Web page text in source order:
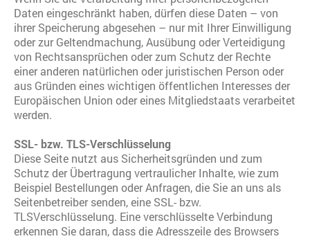
Daten eingeschränkt haben, dürfen diese Daten – von
ihrer Speicherung abgesehen – nur mit Ihrer Einwilligung
oder zur Geltendmachung, Ausübung oder Verteidigung
von Rechtsansprüchen oder zum Schutz der Rechte
einer anderen natürlichen oder juristischen Person oder
aus Gründen eines wichtigen öffentlichen Interesses der
Europäischen Union oder eines Mitgliedstaats verarbeitet
werden.
SSL- bzw. TLS-Verschlüsselung
Diese Seite nutzt aus Sicherheitsgründen und zum
Schutz der Übertragung vertraulicher Inhalte, wie zum
Beispiel Bestellungen oder Anfragen, die Sie an uns als
Seitenbetreiber senden, eine SSL- bzw.
TLSVerschlüsselung. Eine verschlüsselte Verbindung
erkennen Sie daran, dass die Adresszeile des Browsers